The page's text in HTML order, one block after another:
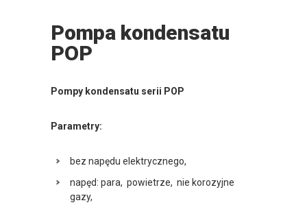
Pompa kondensatu
POP
Pompy kondensatu serii POP
Parametry:
bez napędu elektrycznego,
napęd: para, powietrze, nie korozyjne
gazy,